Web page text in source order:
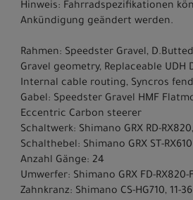
Hinweis: Fahrradspezifikationen
Ankündigung geändert werden.
Rahmen: Speedster Gravel, D.Butted
Gravel geometry, Replaceable UDH
Internal cable routing, Syncros
Gabel: Speedster Gravel HMF
Eccentric Carbon steerer
Schaltwerk: Shimano GRX RD-
Schalthebel: Shimano GRX ST-
Anzahl Gänge: 24
Umwerfer: Shimano GRX FD-RX820-F
Zahnkranz: Shimano CS-HG710, 11-36